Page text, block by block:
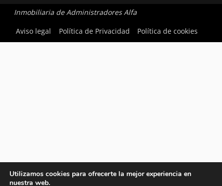
Inmobiliaria de Administradores Alfa
Aviso legal
Política de Privacidad Política de cookies
Utilizamos cookies para ofrecerte la mejor experiencia en
nuestra web.